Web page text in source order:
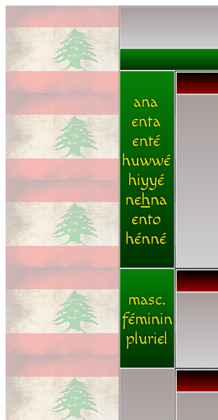
ana
enta
enté
huwwé
hiyyé
nehna
ento
hénné
masc.
féminin
pluriel